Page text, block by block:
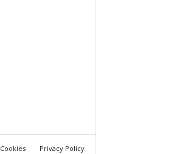
Cookies Privacy Policy